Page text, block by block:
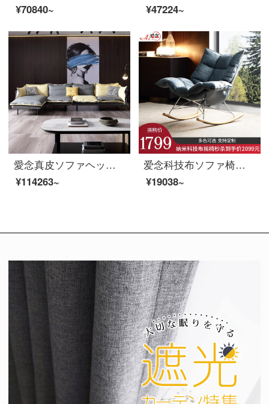
¥70840~
¥47224~
愛念真皮ソファヘッド層牛革の小型タイプ三人の意味式軽い贅沢なリビングルームの角皮のソファーの組み合わせ715〓（龛）【皮布の結合/ダウンジャケットのパッケージ】ダブルポジション+単位+貴妃
¥114263~
爱念科技布ソファ椅子と小型客間布芸シングルルームのネット紅ins風揺り椅子の寝室のベランダのカジュアルなシングルチェア5号揺り椅子
¥19038~